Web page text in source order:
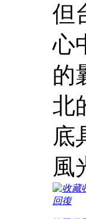
但
心
的
北
底
風
回復